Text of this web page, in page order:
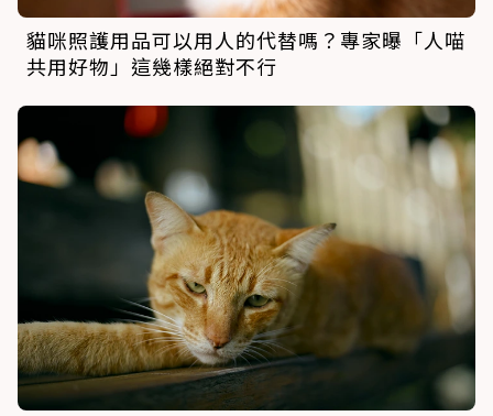
貓咪照護用品可以用人的代替嗎？專家曝「人喵
共用好物」這幾樣絕對不行